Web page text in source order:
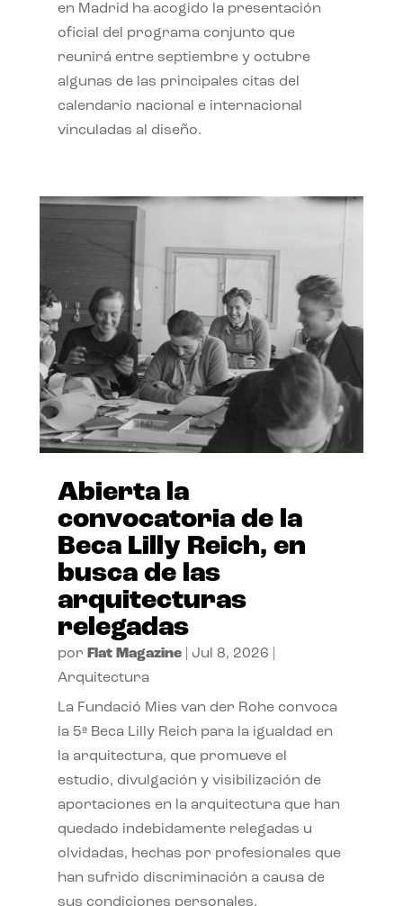
en Madrid ha acogido la presentación
oficial del programa conjunto que
reunirá entre septiembre y octubre
algunas de las principales citas del
calendario nacional e internacional
vinculadas al diseño.
Abierta la
convocatoria de la
Beca Lilly Reich, en
busca de las
arquitecturas
relegadas
por Flat Magazine| Jul 8, 2026
Arquitectura
La Fundació Mies van der Rohe convoca
la 5ª Beca Lilly Reich para la igualdad en
la arquitectura, que promueve el
estudio, divulgación y visibilización de
aportaciones en la arquitectura que han
quedado indebidamente relegadas u
olvidadas, hechas por profesionales que
han sufrido discriminación a causa de
sus condiciones personales.